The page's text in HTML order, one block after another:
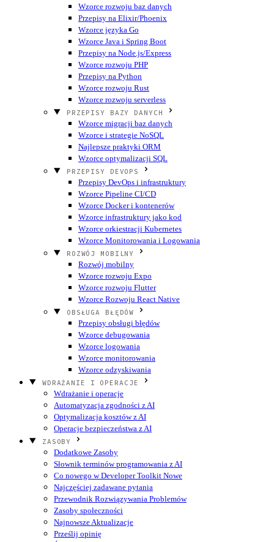
Wzorce rozwoju baz danych
Przepisy na Elixir/Phoenix
Wzorce języka Go
Wzorce Java i Spring Boot
Przepisy na Node.js/Express
Wzorce rozwoju PHP
Przepisy na Python
Wzorce rozwoju Rust
Wzorce rozwoju serverless
PRZEPISY BAZY DANYCH
Wzorce migracji baz danych
Wzorce i strategie NoSQL
Najlepsze praktyki ORM
Wzorce optymalizacji SQL
PRZEPISY DEVOPS
Przepisy DevOps i infrastruktury
Wzorce Pipeline CI/CD
Wzorce Docker i kontenerów
Wzorce infrastruktury jako kod
Wzorce orkiestracji Kubernetes
Wzorce Monitorowania i Logowania
ROZWÓJ MOBILNY
Rozwój mobilny
Wzorce rozwoju Expo
Wzorce rozwoju Flutter
Wzorce Rozwoju React Native
OBSŁUGA BŁĘDÓW
Przepisy obsługi błędów
Wzorce debugowania
Wzorce logowania
Wzorce monitorowania
Wzorce odzyskiwania
WDRAŻANIE I OPERACJE
Wdrażanie i operacje
Automatyzacja zgodności z AI
Optymalizacja kosztów z AI
Operacje bezpieczeństwa z AI
ZASOBY
Dodatkowe Zasoby
Słownik terminów programowania z AI
Co nowego w Developer Toolkit Nowe
Najczęściej zadawane pytania
Przewodnik Rozwiązywania Problemów
Zasoby społeczności
Najnowsze Aktualizacje
Prześlij opinię